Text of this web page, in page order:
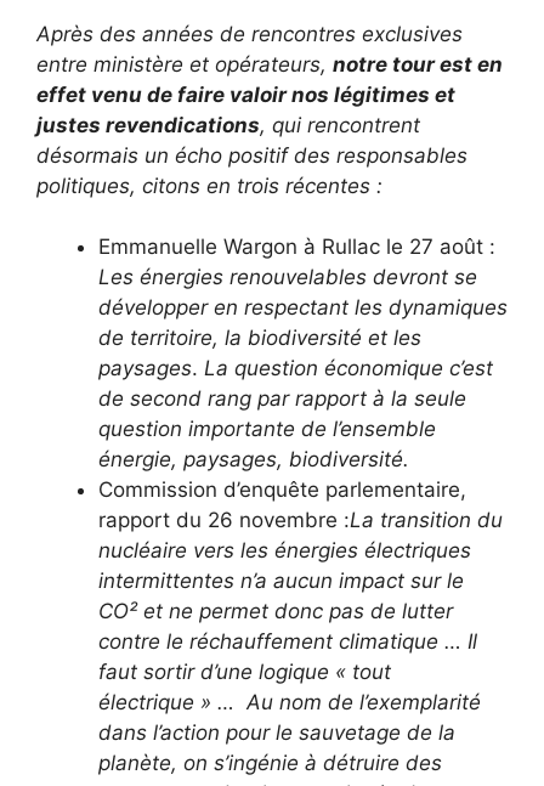
Après des années de rencontres exclusives
entre ministère et opérateurs, notre tour est en
effet venu de faire valoir nos légitimes et
justes revendications, qui rencontrent
désormais un écho positif des responsables
politiques, citons en trois récentes :
Emmanuelle Wargon à Rullac le 27 août :
Les énergies renouvelables devront se
développer en respectant les dynamiques
de territoire, la biodiversité et les
paysages. La question économique c’est
de second rang par rapport à la seule
question importante de l’ensemble
énergie, paysages, biodiversité.
Commission d’enquête parlementaire,
rapport du 26 novembre :La transition du
nucléaire vers les énergies électriques
intermittentes n’a aucun impact sur le
CO² et ne permet donc pas de lutter
contre le réchauffement climatique … Il
faut sortir d’une logique « tout
électrique » … Au nom de l’exemplarité
dans l’action pour le sauvetage de la
planète, on s’ingénie à détruire des